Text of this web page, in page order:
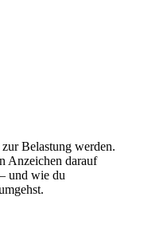
Belastung werden.
Anzeichen darauf
und wie du